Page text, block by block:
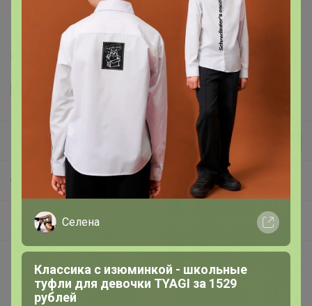
Делая заказ, Вы подтверждаете что ознакомлены с
регламентом выкупаи соглашаетесь с договором оферты
Бонифаций
Витамины и Минералы для спорта, фитнеса и здоровья
Покупают вместе
Селена
Классика с изюминкой - школьные
туфли для девочки TYAGI за 1529
рублей